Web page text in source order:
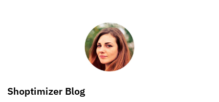
Shoptimizer Blog